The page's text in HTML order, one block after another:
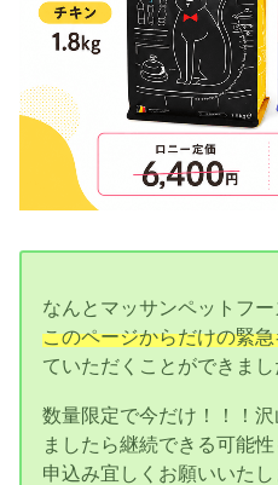
なんとマッサンペットフー
このページからだけの緊
ていただくことができまし
数量限定で今だけ！！！
ましたら継続できる可能
申込み宜しくお願いいたし